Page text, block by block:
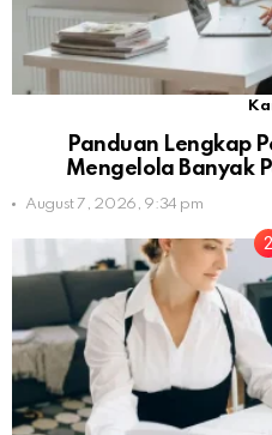
Panduan Lengkap
Mengelola Banyak
August 7, 2026, 9:34 pm